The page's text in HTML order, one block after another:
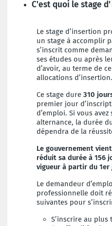
C'est quoi le stage
Le stage d’insertion
un stage à accomplir
s’inscrit comme
ses études ou après
d’avoir, au terme de
allocations d’insertion.
Ce stage dure 310
premier jour
d’emploi. Si vous
alternance, la durée
dépendra de la
Le gouvernement
réduit sa durée à 156
vigueur à partir du 1er
Le demandeur
professionnelle doit
suivantes pour
S’inscrire au plus